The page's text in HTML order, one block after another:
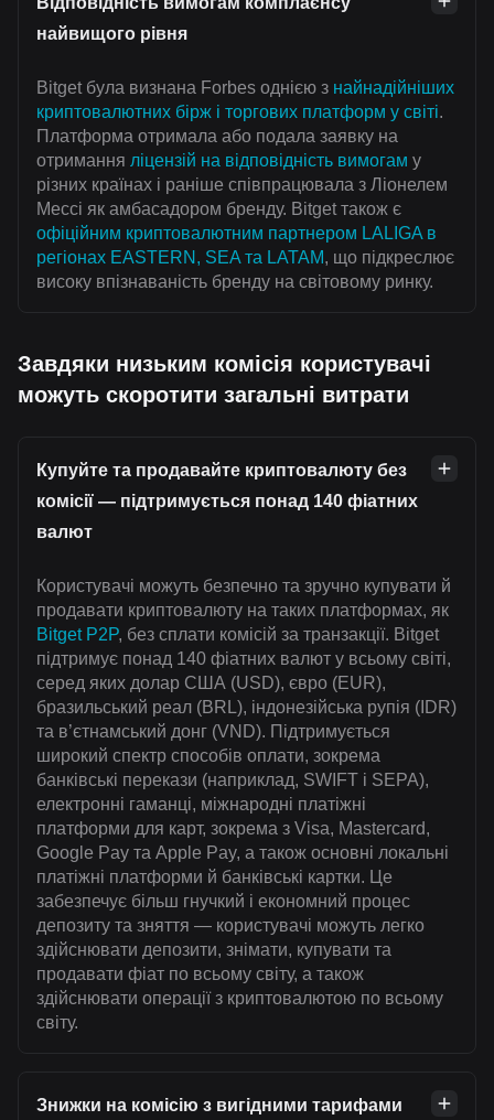
найвищого рівня
Bitget була визнана Forbes однією з найнадійніших
криптовалютних бірж і торгових платформ у світі.
Платформа отримала або подала заявку на
отримання ліцензій на відповідність вимогам у
різних країнах і раніше співпрацювала з Ліонелем
Мессі як амбасадором бренду. Bitget також є
офіційним криптовалютним партнером LALIGA в
регіонах EASTERN, SEA та LATAM, що підкреслює
високу впізнаваність бренду на світовому ринку.
Завдяки низьким комісія користувачі
можуть скоротити загальні витрати
Купуйте та продавайте криптовалюту без
комісії — підтримується понад 140 фіатних
валют
Користувачі можуть безпечно та зручно купувати й
продавати криптовалюту на таких платформах, як
Bitget P2P, без сплати комісій за транзакції. Bitget
підтримує понад 140 фіатних валют у всьому світі,
серед яких долар США (USD), євро (EUR),
бразильський реал (BRL), індонезійська рупія (IDR)
та в’єтнамський донг (VND). Підтримується
широкий спектр способів оплати, зокрема
банківські перекази (наприклад, SWIFT і SEPA),
електронні гаманці, міжнародні платіжні
платформи для карт, зокрема з Visa, Mastercard,
Google Pay та Apple Pay, а також основні локальні
платіжні платформи й банківські картки. Це
забезпечує більш гнучкий і економний процес
депозиту та зняття — користувачі можуть легко
здійснювати депозити, знімати, купувати та
продавати фіат по всьому світу, а також
здійснювати операції з криптовалютою по всьому
світу.
Знижки на комісію з вигідними тарифами